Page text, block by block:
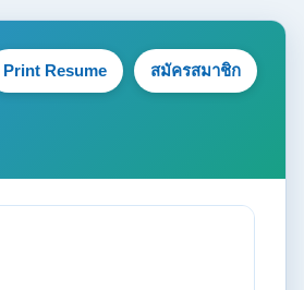
Print Resume สมัครสมาชิก